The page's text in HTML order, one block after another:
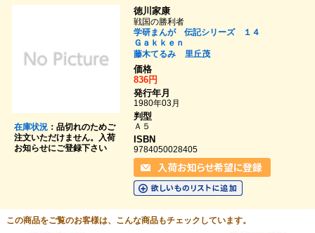
在庫状況：品切れのためご
注文いただけません。入荷
お知らせにご登録下さい
徳川家康
戦国の勝利者
学研まんが 伝記シリーズ １４
Ｇａｋｋｅｎ
藤木てるみ
里丘茂
価格
836円
発行年月
1980年03月
判型
Ａ５
ISBN
9784050028405
この商品をご覧のお客様は、こんな商品もチェックしています。